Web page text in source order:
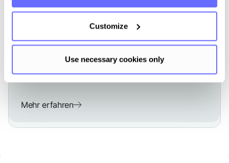
Customize
Use necessary cookies only
CBAM Jan 4, 2024
CBAM Verordnung - Fristen,
Berichtspflichten und Sanktionen
Mehr erfahren